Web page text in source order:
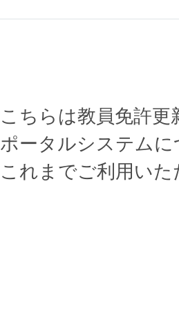
こちらは教員免許更
ポータルシステム
これまでご利用い